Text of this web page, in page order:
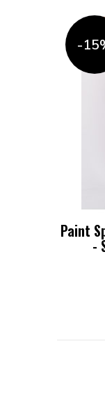
-
Paint
-